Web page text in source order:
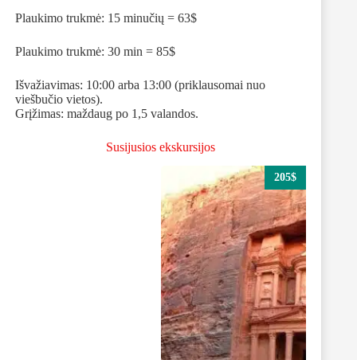
Plaukimo trukmė: 15 minučių = 63$
Plaukimo trukmė: 30 min = 85$
Išvažiavimas: 10:00 arba 13:00 (priklausomai nuo
viešbučio vietos).
Grįžimas: maždaug po 1,5 valandos.
Susijusios ekskursijos
205$